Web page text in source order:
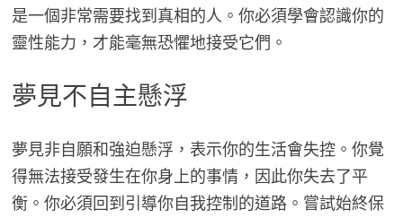
是一個非常需要找到真相的人。你必須學會認識你的
靈性能力，才能毫無恐懼地接受它們。
夢見不自主懸浮
夢見非自願和強迫懸浮，表示你的生活會失控。你覺
得無法接受發生在你身上的事情，因此你失去了平
衡。你必須回到引導你自我控制的道路。嘗試始終保